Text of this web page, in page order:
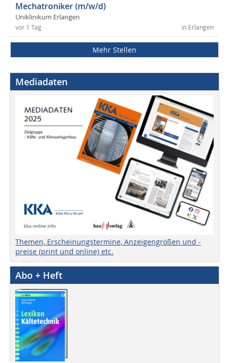
Mechatroniker (m/w/d)
Uniklinikum Erlangen
in Erlangen
vor 1 Tag
Mehr Stellen
Mediadaten
Themen, Erscheinungstermine, Anzeigengrößen und -
preise (print und online) etc.
Abo + Heft